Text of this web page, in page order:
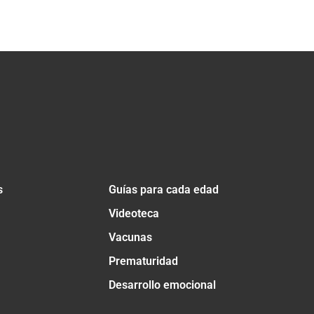
Guías para cada edad
Videoteca
Vacunas
Prematuridad
Desarrollo emocional